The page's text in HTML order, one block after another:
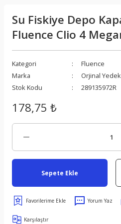
Su Fiskiye Depo
Fluence Clio 4
Kategori
Fluence
Marka
Orjinal
Stok Kodu
289135972R
178,75 ₺
Sepete Ekle
Yorum Yaz
Karşılaştır